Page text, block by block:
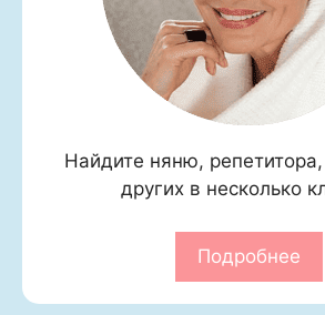
Найдите няню,
других в несколько
Подробнее